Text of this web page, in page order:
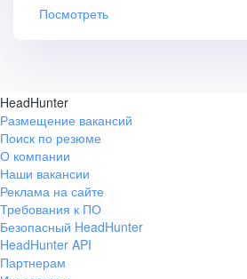
Посмотреть
HeadHunter
Размещение вакансий
Поиск по резюме
О компании
Наши вакансии
Реклама на сайте
Требования к ПО
Безопасный HeadHunter
HeadHunter API
Партнерам